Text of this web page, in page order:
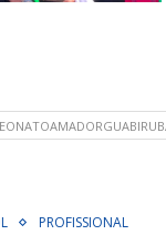
PROFISSIONAL